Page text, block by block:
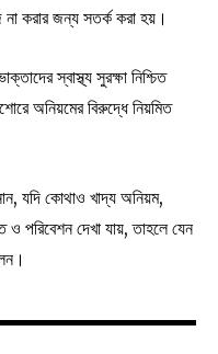
না করার জন্য সতর্ক করা হয়।
স্বাস্থ্য সুরক্ষা নিশ্চিত
অনিয়মের বিরুদ্ধে নিয়মিত
যদি কোথাও খাদ্য অনিয়ম,
ও পরিবেশন দেখা যায়, তাহলে যেন